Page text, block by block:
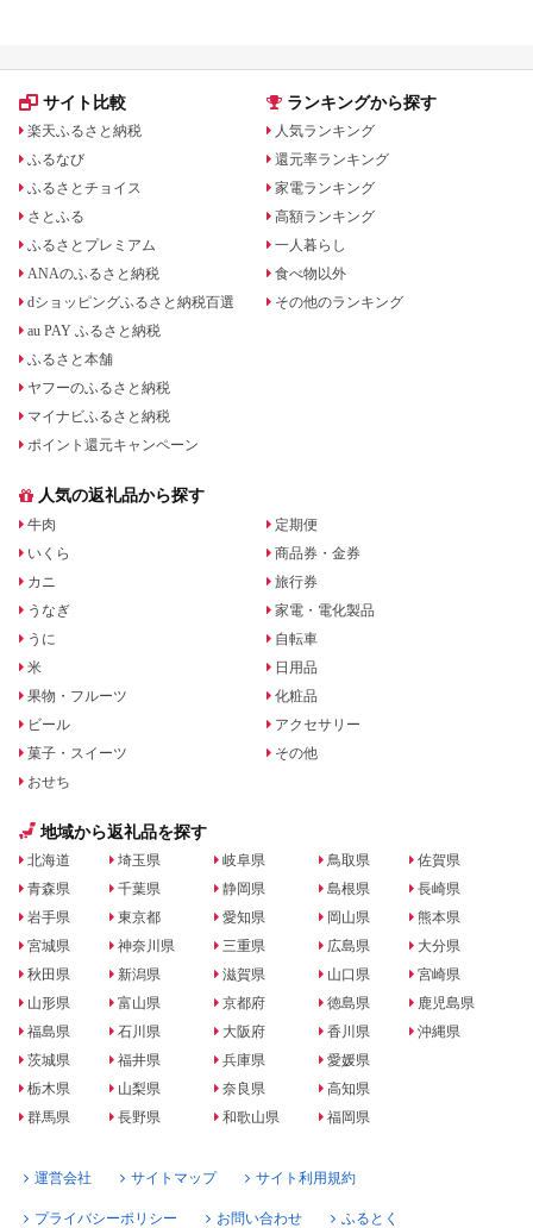
サイト比較
楽天ふるさと納税
ふるなび
ふるさとチョイス
さとふる
ふるさとプレミアム
ANAのふるさと納税
dショッピングふるさと納税百選
au PAY ふるさと納税
ふるさと本舗
ヤフーのふるさと納税
マイナビふるさと納税
ポイント還元キャンペーン
ランキングから探す
人気ランキング
還元率ランキング
家電ランキング
高額ランキング
一人暮らし
食べ物以外
その他のランキング
人気の返礼品から探す
牛肉
いくら
カニ
うなぎ
うに
米
果物・フルーツ
ビール
菓子・スイーツ
おせち
定期便
商品券・金券
旅行券
家電・電化製品
自転車
日用品
化粧品
アクセサリー
その他
地域から返礼品を探す
北海道
青森県
岩手県
宮城県
秋田県
山形県
福島県
茨城県
栃木県
群馬県
埼玉県
千葉県
東京都
神奈川県
新潟県
富山県
石川県
福井県
山梨県
長野県
岐阜県
静岡県
愛知県
三重県
滋賀県
京都府
大阪府
兵庫県
奈良県
和歌山県
鳥取県
島根県
岡山県
広島県
山口県
徳島県
香川県
愛媛県
高知県
福岡県
佐賀県
長崎県
熊本県
大分県
宮崎県
鹿児島県
沖縄県
運営会社 サイトマップ サイト利用規約
プライバシーポリシー お問い合わせ ふるとく